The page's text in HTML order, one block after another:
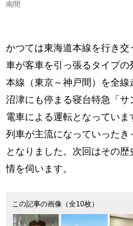
南間
かつては東海道本線を行き
車が客車を引っ張るタイプ
本線（東京～神戸間）を全線
沼津にも停まる寝台特急「サ
電車による運転となってい
列車が主流になっていった
となりました。次回はその
情を伺います。
この記事の画像（全10枚）